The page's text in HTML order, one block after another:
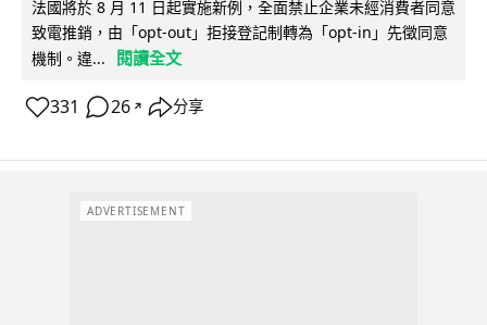
法國將於 8 月 11 日起實施新例，全面禁止企業未經消費者同意
致電推銷，由「opt-out」拒接登記制轉為「opt-in」先徵同意
機制。違...
閱讀全文
331 26 ↗ 分享
ADVERTISEMENT